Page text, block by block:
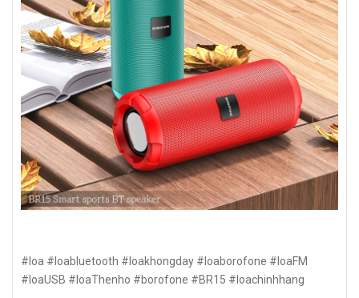
#loa #loabluetooth #loakhongday #loaborofone #loaFM
#loaUSB #loaThenho #borofone #BR15 #loachinhhang